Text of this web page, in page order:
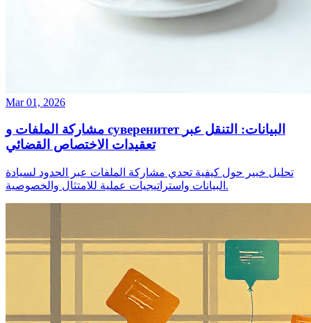
Mar 01, 2026
مشاركة الملفات و суверенитет البيانات: التنقل عبر
تعقيدات الاختصاص القضائي
تحليل خبير حول كيفية تحدي مشاركة الملفات عبر الحدود لسيادة
البيانات واستراتيجيات عملية للامتثال والخصوصية.